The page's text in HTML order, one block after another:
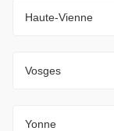
Haute-Vienne
Vosges
Yonne